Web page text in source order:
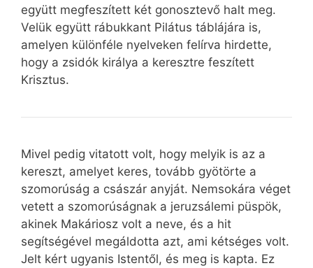
együtt megfeszített két gonosztevő halt meg.
Velük együtt rábukkant Pilátus táblájára is,
amelyen különféle nyelveken felírva hirdette,
hogy a zsidók királya a keresztre feszített
Krisztus.
Mivel pedig vitatott volt, hogy melyik is az a
kereszt, amelyet keres, tovább gyötörte a
szomorúság a császár anyját. Nemsokára véget
vetett a szomorúságnak a jeruzsálemi püspök,
akinek Makáriosz volt a neve, és a hit
segítségével megáldotta azt, ami kétséges volt.
Jelt kért ugyanis Istentől, és meg is kapta. Ez